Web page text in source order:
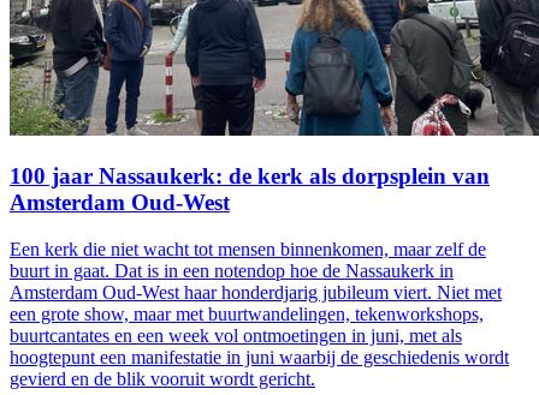
100 jaar Nassaukerk: de kerk als dorpsplein van
Amsterdam Oud-West
Een kerk die niet wacht tot mensen binnenkomen, maar zelf de
buurt in gaat. Dat is in een notendop hoe de Nassaukerk in
Amsterdam Oud-West haar honderdjarig jubileum viert. Niet met
een grote show, maar met buurtwandelingen, tekenworkshops,
buurtcantates en een week vol ontmoetingen in juni, met als
hoogtepunt een manifestatie in juni waarbij de geschiedenis wordt
gevierd en de blik vooruit wordt gericht.